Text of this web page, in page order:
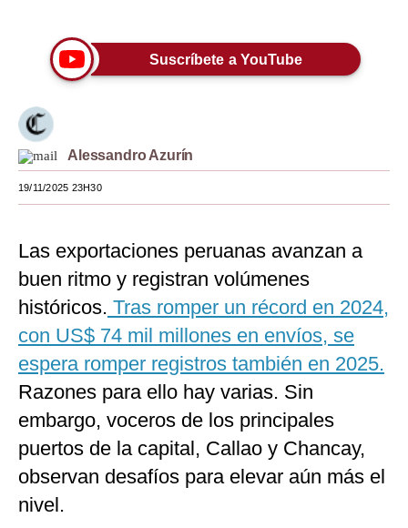
EEUU
México
España
Internacional
Club del Suscriptor
G de Gestión
Notas Contratadas
Gestión TV
Videos
Fotogalerías
Suscríbete a YouTube
Alessandro Azurín
19/11/2025 23H30
Las exportaciones peruanas avanzan a
buen ritmo y registran volúmenes
históricos. Tras romper un récord en 2024,
con US$ 74 mil millones en envíos, se
espera romper registros también en 2025.
Razones para ello hay varias. Sin
embargo, voceros de los principales
puertos de la capital, Callao y Chancay,
observan desafíos para elevar aún más el
nivel.